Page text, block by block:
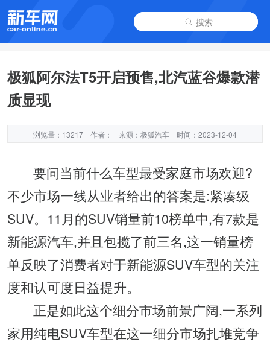
搜索
极狐阿尔法T5开启预售,北汽蓝谷爆款潜
质显现
浏览量：13217 作者： 来源：极狐汽车 时间：2023-12-04
要问当前什么车型最受家庭市场欢迎?
不少市场一线从业者给出的答案是:紧凑级
SUV。11月的SUV销量前10榜单中,有7款是
新能源汽车,并且包揽了前三名,这一销量榜
单反映了消费者对于新能源SUV车型的关注
度和认可度日益提升。
正是如此这个细分市场前景广阔,一系列
家用纯电SUV车型在这一细分市场扎堆竞争